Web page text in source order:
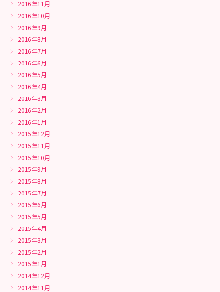
2016年11月
2016年10月
2016年9月
2016年8月
2016年7月
2016年6月
2016年5月
2016年4月
2016年3月
2016年2月
2016年1月
2015年12月
2015年11月
2015年10月
2015年9月
2015年8月
2015年7月
2015年6月
2015年5月
2015年4月
2015年3月
2015年2月
2015年1月
2014年12月
2014年11月